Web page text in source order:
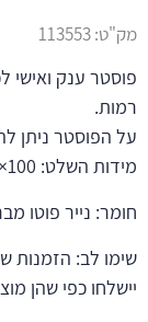
מק"ט:113553
פוסטר ענק ואישי
רמות.
על הפוסטר ניתן
מידות השלט: 100×140 ס”מ
חומר: נייר פוטו
שימו לב:
יישלחו כפי שהן